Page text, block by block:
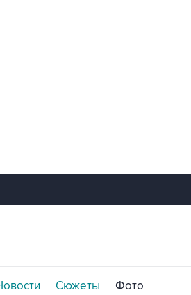
Сюжеты Фото